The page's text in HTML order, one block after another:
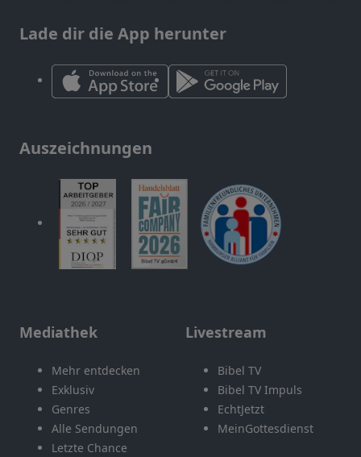
Lade dir die App herunter
Auszeichnungen
Mediathek
Mehr entdecken
Exklusiv
Genres
Alle Sendungen
Letzte Chance
Livestream
Bibel TV
Bibel TV Impuls
EchtJetzt
MeinGottesdienst